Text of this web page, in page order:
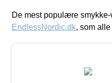
De mest populære
EndlessNordic.dk, som